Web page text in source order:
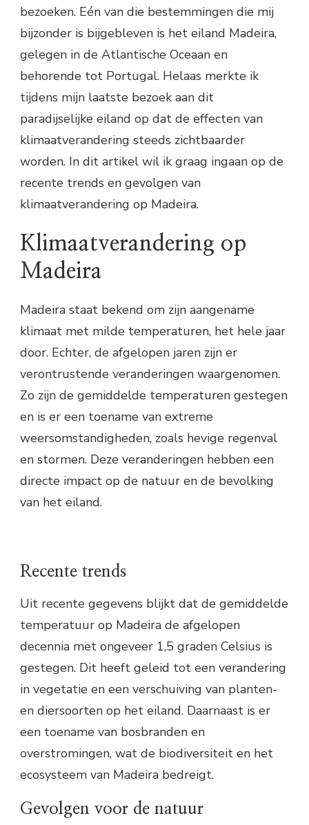
bezoeken. Eén van die bestemmingen die mij
bijzonder is bijgebleven is het eiland Madeira,
gelegen in de Atlantische Oceaan en
behorende tot Portugal. Helaas merkte ik
tijdens mijn laatste bezoek aan dit
paradijselijke eiland op dat de effecten van
klimaatverandering steeds zichtbaarder
worden. In dit artikel wil ik graag ingaan op de
recente trends en gevolgen van
klimaatverandering op Madeira.
Klimaatverandering op
Madeira
Madeira staat bekend om zijn aangename
klimaat met milde temperaturen, het hele jaar
door. Echter, de afgelopen jaren zijn er
verontrustende veranderingen waargenomen.
Zo zijn de gemiddelde temperaturen gestegen
en is er een toename van extreme
weersomstandigheden, zoals hevige regenval
en stormen. Deze veranderingen hebben een
directe impact op de natuur en de bevolking
van het eiland.
Recente trends
Uit recente gegevens blijkt dat de gemiddelde
temperatuur op Madeira de afgelopen
decennia met ongeveer 1,5 graden Celsius is
gestegen. Dit heeft geleid tot een verandering
in vegetatie en een verschuiving van planten-
en diersoorten op het eiland. Daarnaast is er
een toename van bosbranden en
overstromingen, wat de biodiversiteit en het
ecosysteem van Madeira bedreigt.
Gevolgen voor de natuur